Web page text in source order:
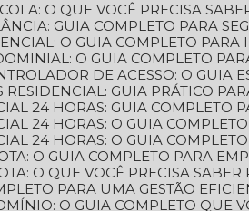
O QUE VOCÊ PRECISA
GUIA COMPLETO PARA
O GUIA COMPLETO PARA
O GUIA COMPLETO
DE ACESSO: O GUIA
RESIDENCIAL: GUIA PRÁTICO
24 HORAS: GUIA COMPLETO
24 HORAS: O GUIA
24 HORAS: O GUIA
O GUIA COMPLETO PARA
O QUE VOCÊ PRECISA SABER
PARA UMA GESTÃO
O GUIA COMPLETO QUE